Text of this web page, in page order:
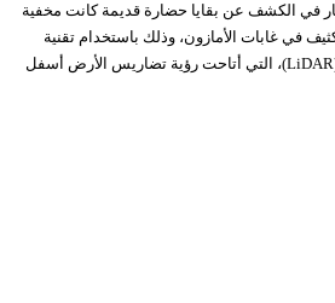
في الكشف عن بقايا حضارة قديمة كانت مخفية
في غابات الأمازون، وذلك باستخدام تقنية
المسح بالليزر المحمولة جوًا (LiDAR)، التي أتاحت رؤية تضاريس الأرض أسفل